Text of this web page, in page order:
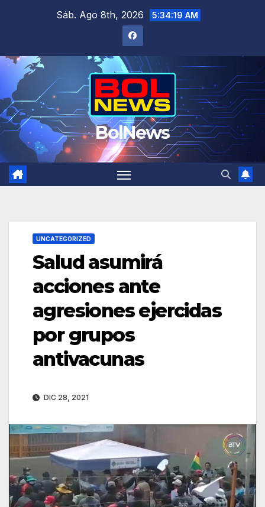
Sáb. Ago 8th, 2026 5:34:20 AM
BolNews
UNCATEGORIZED
Salud asumirá
acciones ante
agresiones ejercidas
por grupos
antivacunas
DIC 28, 2021